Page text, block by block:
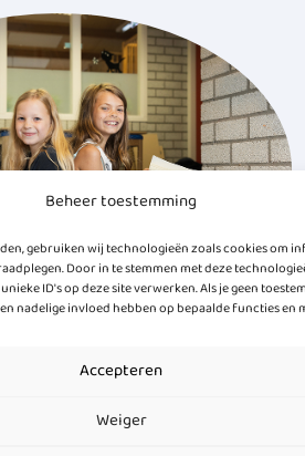
Beheer toestemming
gebruiken wij technologieën zoals cookies om
Door in te stemmen met deze
ID's op deze site verwerken. Als je geen
nadelige invloed hebben op bepaalde functies en
Accepteren
Weiger
in een hogere